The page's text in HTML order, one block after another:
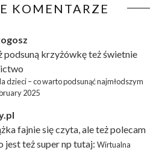
KOMENTARZE
podsuną krzyżówkęteż świetnie
dzieci – co warto podsunąć najmłodszym
2025
fajnie się czyta, ale też polecam
jest też super np tutaj: Wirtualna